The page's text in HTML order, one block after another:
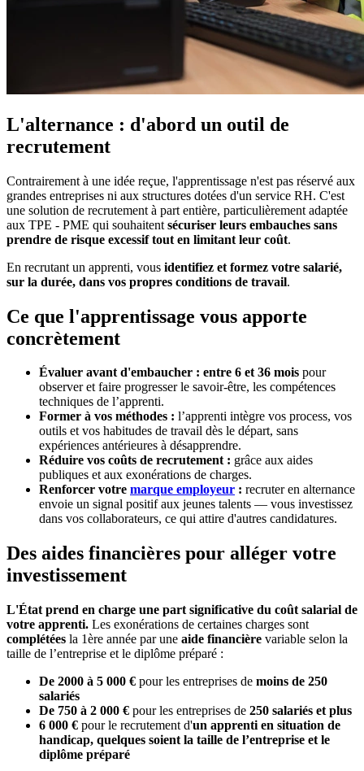
L'alternance : d'abord un outil de
recrutement
Contrairement à une idée reçue, l'apprentissage n'est pas réservé aux
grandes entreprises ni aux structures dotées d'un service RH. C'est
une solution de recrutement à part entière, particulièrement adaptée
aux TPE - PME qui souhaitent sécuriser leurs embauches sans
prendre de risque excessif tout en limitant leur coût.
En recrutant un apprenti, vous identifiez et formez votre salarié,
sur la durée, dans vos propres conditions de travail.
Ce que l'apprentissage vous apporte
concrètement
Évaluer avant d'embaucher : entre 6 et 36 mois pour
observer et faire progresser le savoir-être, les compétences
techniques de l’apprenti.
Former à vos méthodes : l’apprenti intègre vos process, vos
outils et vos habitudes de travail dès le départ, sans
expériences antérieures à désapprendre.
Réduire vos coûts de recrutement : grâce aux aides
publiques et aux exonérations de charges.
Renforcer votre marque employeur : recruter en alternance
envoie un signal positif aux jeunes talents — vous investissez
dans vos collaborateurs, ce qui attire d'autres candidatures.
Des aides financières pour alléger votre
investissement
L'État prend en charge une part significative du coût salarial de
votre apprenti. Les exonérations de certaines charges sont
complétées la 1ère année par une aide financière variable selon la
taille de l’entreprise et le diplôme préparé :
De 2000 à 5 000 € pour les entreprises de moins de 250
salariés
De 750 à 2 000 € pour les entreprises de 250 salariés et plus
6 000 € pour le recrutement d'un apprenti en situation de
handicap, quelques soient la taille de l’entreprise et le
diplôme préparé